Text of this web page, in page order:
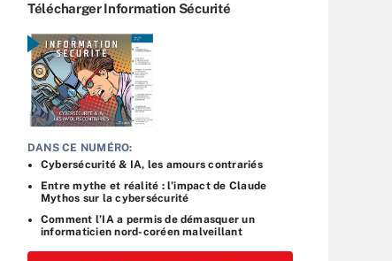
Télécharger Information Sécurité
DANS CE NUMÉRO:
Cybersécurité & IA, les amours contrariés
Entre mythe et réalité : l’impact de Claude
Mythos sur la cybersécurité
Comment l’IA a permis de démasquer un
informaticien nord-coréen malveillant